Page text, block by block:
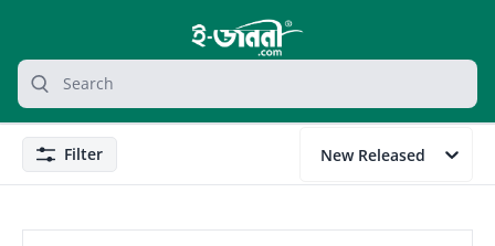
grocery search at header
Search
FilterFilter New Released